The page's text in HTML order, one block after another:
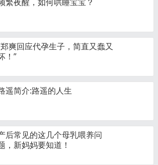
郑爽回应代孕生子，简直又蠢又
！”
遥简介:路遥的人生
后常见的这几个母乳喂养问
，新妈妈要知道！